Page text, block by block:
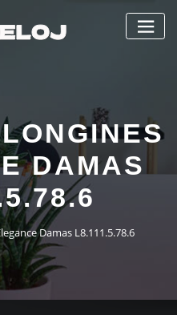
DAMAS
Damas L8.111.5.78.6